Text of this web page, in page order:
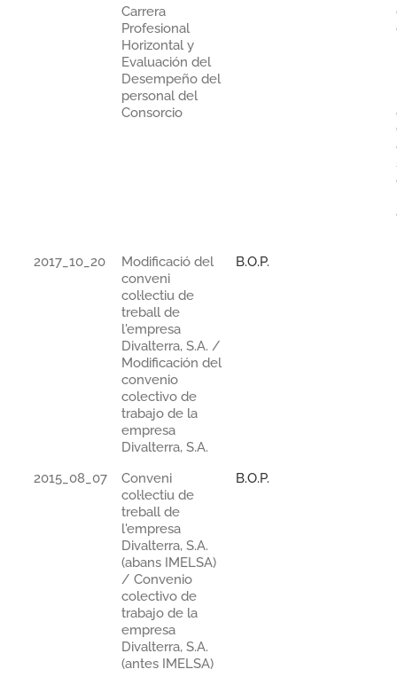
Carrera
Profesional
Horizontal y
Evaluación del
Desempeño del
personal del
Consorcio
2017_10_20
Modificació del
conveni
col·lectiu de
treball de
l'empresa
Divalterra, S.A. /
Modificación del
convenio
colectivo de
trabajo de la
empresa
Divalterra, S.A.
B.O.P.
2015_08_07
Conveni
col·lectiu de
treball de
l'empresa
Divalterra, S.A.
(abans IMELSA)
/ Convenio
colectivo de
trabajo de la
empresa
Divalterra, S.A.
(antes IMELSA)
B.O.P.